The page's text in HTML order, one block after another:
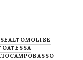
ALTOMOLISE
ATESSA
CAMPOBASSO